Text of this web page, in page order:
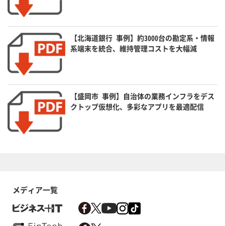
【北海道銀行 事例】約3000台の勘定系・情報
系端末を統合、維持管理コストを大幅減
【盛岡市 事例】自治体の業務インフラをデス
クトップ仮想化、多彩なアプリを最適配信
メディア一覧